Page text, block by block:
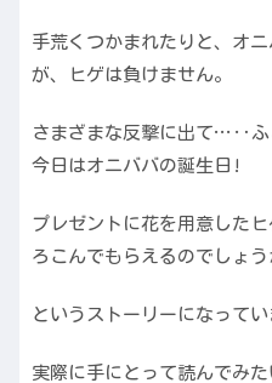
手荒くつかまれたりと、オ
が、ヒゲは負けません。
さまざまな反撃に出て…‥ふ
今日はオニババの誕生日!
プレゼントに花を用意した
ろこんでもらえるのでしょう
というストーリーになってい
実際に手にとって読んでみ